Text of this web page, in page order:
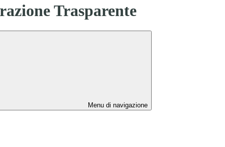
Trasparente
Menu di navigazione